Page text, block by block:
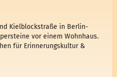
Kielblockstraße in Berlin-
vor einem Wohnhaus.
für Erinnerungskultur &